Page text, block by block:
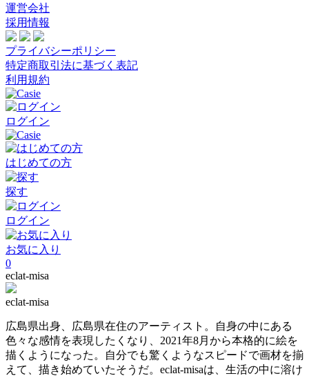
運営会社
採用情報
プライバシーポリシー
特定商取引法に基づく表記
利用規約
ログイン
はじめての方
探す
ログイン
お気に入り
0
eclat-misa
eclat-misa
広島県出身、広島県在住のアーティスト。自身の中にある
色々な感情を表現したくなり、2021年8月から本格的に絵を
描くようになった。自分でも驚くようなスピードで画材を揃
えて、描き始めていたそうだ。eclat-misaは、生活の中に溶け